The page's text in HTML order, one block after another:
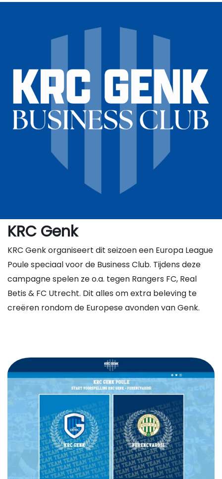
KRC Genk
KRC Genk organiseert dit seizoen een Europa League
Poule speciaal voor de Business Club. Tijdens deze
campagne spelen ze o.a. tegen Rangers FC, Real
Betis & FC Utrecht. Dit alles om extra beleving te
creëren rondom de Europese avonden van Genk.